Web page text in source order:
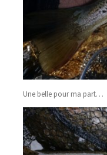
Une belle pour ma part…